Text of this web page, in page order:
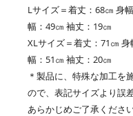
Lサイズ＝着丈：68㎝ 身
幅：49㎝ 袖丈：19㎝
XLサイズ＝着丈：71㎝ 身
幅：51㎝ 袖丈：20㎝
＊製品に、特殊な加工を
ので、表記サイズより誤
あらかじめご了承ください